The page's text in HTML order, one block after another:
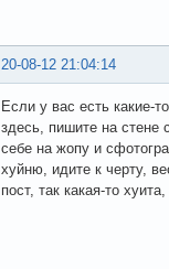
20-08-12 21:04:14
Если у вас есть какие-
здесь, пишите на стене
себе на жопу и
хуйню, идите к черту,
пост, так какая-то